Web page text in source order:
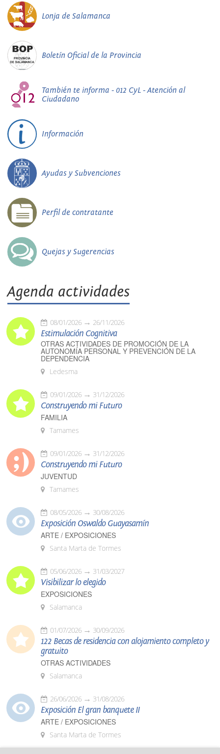
Lonja de Salamanca
Boletín Oficial de la Provincia
También te informa - 012 CyL - Atención al
Ciudadano
Información
Ayudas y Subvenciones
Perfil de contratante
Quejas y Sugerencias
Agenda actividades
08/01/2026 26/11/2026
Estimulación Cognitiva
OTRAS ACTIVIDADES DE PROMOCIÓN DE LA
AUTONOMÍA PERSONAL Y PREVENCIÓN DE LA
DEPENDENCIA
Ledesma
09/01/2026 31/12/2026
Construyendo mi Futuro
FAMILIA
Tamames
09/01/2026 31/12/2026
Construyendo mi Futuro
JUVENTUD
Tamames
08/05/2026 30/08/2026
Exposición Oswaldo Guayasamín
ARTE / EXPOSICIONES
Santa Marta de Tormes
05/06/2026 31/03/2027
Visibilizar lo elegido
EXPOSICIONES
Salamanca
01/07/2026 30/09/2026
122 Becas de residencia con alojamiento completo y
gratuito
OTRAS ACTIVIDADES
Salamanca
26/06/2026 31/08/2026
Exposición El gran banquete II
ARTE / EXPOSICIONES
Santa Marta de Tormes